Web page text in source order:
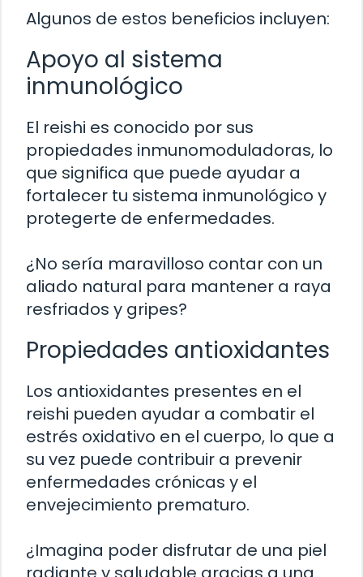
Algunos de estos beneficios incluyen:
Apoyo al sistema
inmunológico
El reishi es conocido por sus
propiedades inmunomoduladoras, lo
que significa que puede ayudar a
fortalecer tu sistema inmunológico y
protegerte de enfermedades.
¿No sería maravilloso contar con un
aliado natural para mantener a raya
resfriados y gripes?
Propiedades antioxidantes
Los antioxidantes presentes en el
reishi pueden ayudar a combatir el
estrés oxidativo en el cuerpo, lo que a
su vez puede contribuir a prevenir
enfermedades crónicas y el
envejecimiento prematuro.
¿Imagina poder disfrutar de una piel